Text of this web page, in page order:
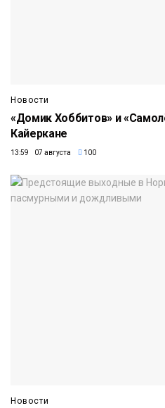
Новости
«Домик Хоббитов» и
Кайеркане
13:59 07 августа 100
Новости